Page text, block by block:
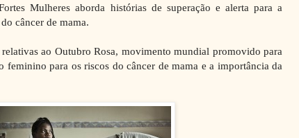
Mulheres aborda histórias de superação e alerta para a
câncer de mama.
ao Outubro Rosa, movimento mundial promovido para
feminino para os riscos do câncer de mama e a importância da